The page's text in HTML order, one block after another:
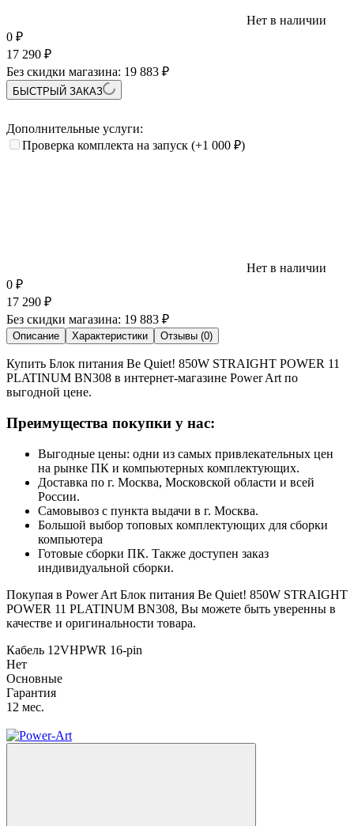
Нет в наличии
0 ₽
17 290 ₽
Без скидки магазина: 19 883 ₽
БЫСТРЫЙ ЗАКАЗ
Дополнительные услуги:
Проверка комплекта на запуск (+1 000 ₽)
Нет в наличии
0 ₽
17 290 ₽
Без скидки магазина: 19 883 ₽
Описание Характеристики Отзывы (0)
Купить Блок питания Be Quiet! 850W STRAIGHT POWER 11
PLATINUM BN308 в интернет-магазине Power Art по
выгодной цене.
Преимущества покупки у нас:
Выгодные цены: одни из самых привлекательных цен
на рынке ПК и компьютерных комплектующих.
Доставка по г. Москва, Московской области и всей
России.
Самовывоз с пункта выдачи в г. Москва.
Большой выбор топовых комплектующих для сборки
компьютера
Готовые сборки ПК. Также доступен заказ
индивидуальной сборки.
Покупая в Power Art Блок питания Be Quiet! 850W STRAIGHT
POWER 11 PLATINUM BN308, Вы можете быть уверенны в
качестве и оригинальности товара.
Кабель 12VHPWR 16-pin
Нет
Основные
Гарантия
12 мес.